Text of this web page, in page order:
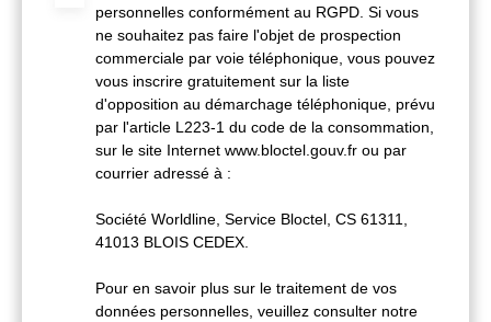
personnelles conformément au RGPD. Si vous
ne souhaitez pas faire l'objet de prospection
commerciale par voie téléphonique, vous pouvez
vous inscrire gratuitement sur la liste
d'opposition au démarchage téléphonique, prévu
par l'article L223-1 du code de la consommation,
sur le site Internet www.bloctel.gouv.fr ou par
courrier adressé à :
Société Worldline, Service Bloctel, CS 61311,
41013 BLOIS CEDEX.
Pour en savoir plus sur le traitement de vos
données personnelles, veuillez consulter notre